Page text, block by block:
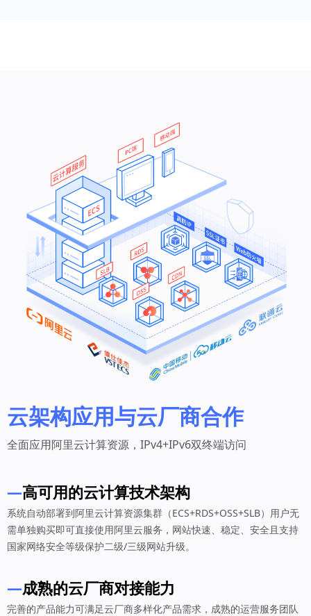
云架构应用与云厂商合作
全面应用阿里云计算资源，IPv4+IPv6双终端访问
—高可用的云计算技术架构
系统自动部署到阿里云计算资源集群（ECS+RDS+OSS+SLB）用户无
需单独购买即可直接使用阿里云服务，网站快速、稳定、安全且支持
国家网络安全等级保护二级/三级网站升级。
—成熟的云厂商对接能力
完善的产品能力可满足云厂商多样化产品需求，成熟的运营服务团队